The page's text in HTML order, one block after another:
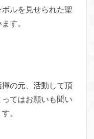
ルを見せられた聖
す。
の元、活動して頂
てはお願いも聞い
。